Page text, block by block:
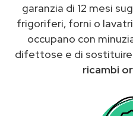
garanzia di 12 mesi
frigoriferi, forni o
occupano con
difettose e di
ricambi